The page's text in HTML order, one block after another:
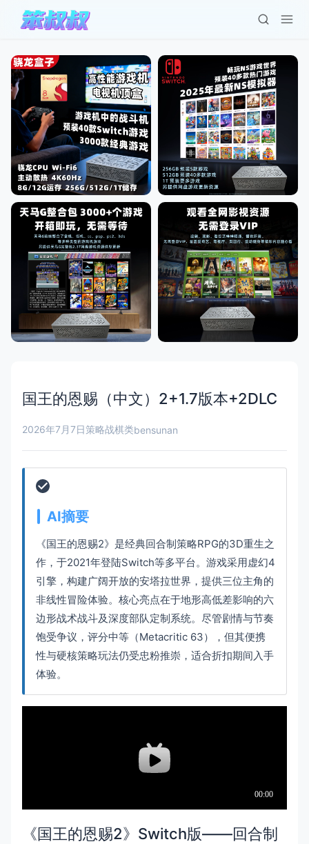
国王的恩赐（中文）2+1.7版本+2DLC
2026年7月7日策略战棋类bensunan
AI摘要
《国王的恩赐2》是经典回合制策略RPG的3D重生之
作，于2021年登陆Switch等多平台。游戏采用虚幻4
引擎，构建广阔开放的安塔拉世界，提供三位主角的
非线性冒险体验。核心亮点在于地形高低差影响的六
边形战术战斗及深度部队定制系统。尽管剧情与节奏
饱受争议，评分中等（Metacritic 63），但其便携
性与硬核策略玩法仍受忠粉推崇，适合折扣期间入手
体验。
《国王的恩赐2》Switch版——回合制